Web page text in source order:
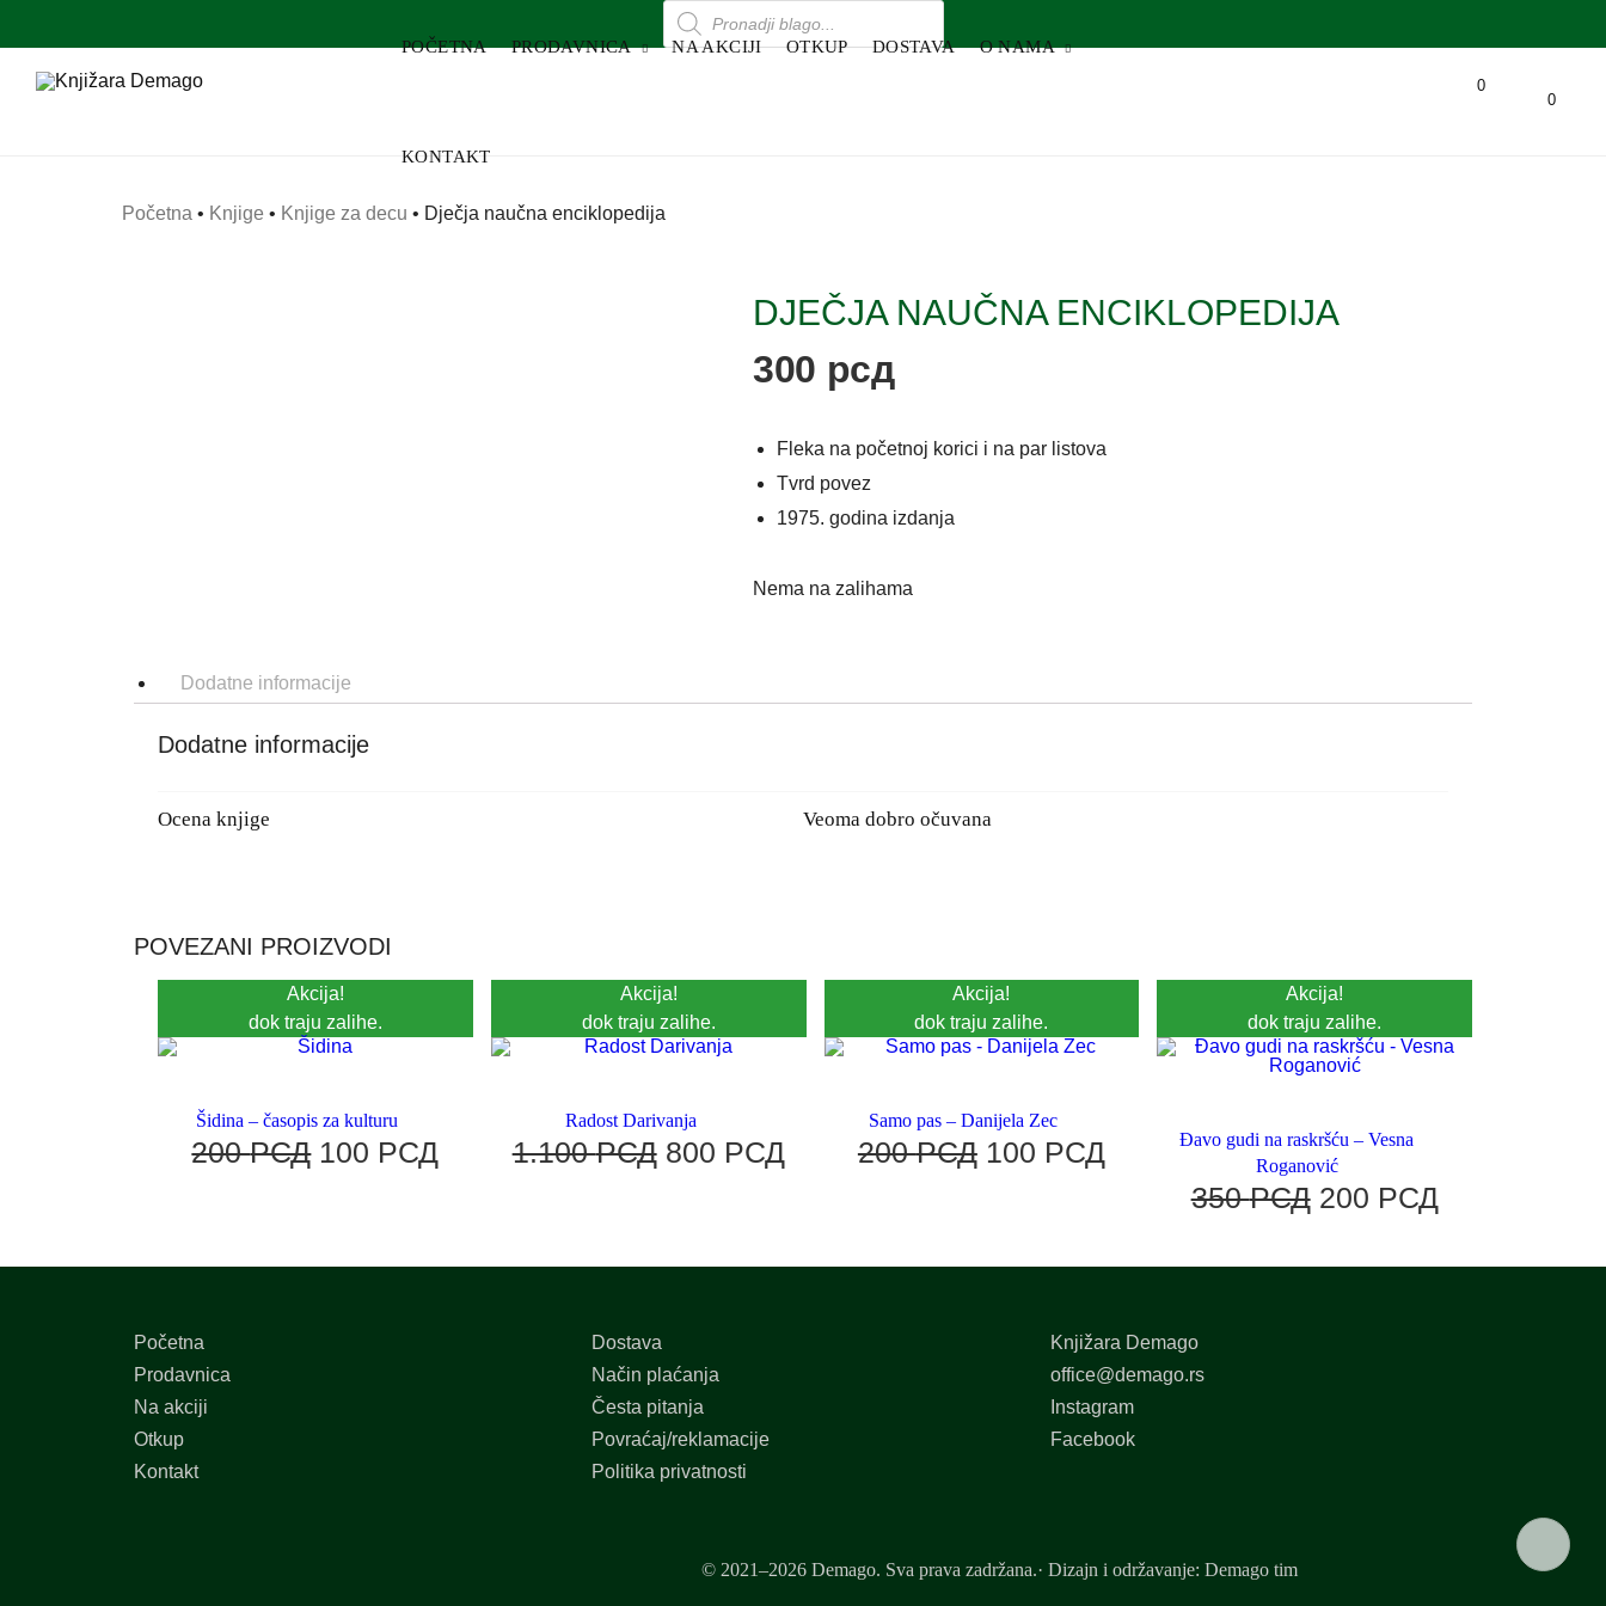
POČETNA PRODAVNICA NA AKCIJI OTKUP DOSTAVA O NAMA
KONTAKT
0
0
Početna • Knjige • Knjige za decu • Dječja naučna enciklopedija
DJEČJA NAUČNA ENCIKLOPEDIJA
300 рсд
Fleka na početnoj korici i na par listova
Tvrd povez
1975. godina izdanja
Nema na zalihama
Dodatne informacije
Dodatne informacije
Ocena knjige Veoma dobro očuvana
POVEZANI PROIZVODI
Akcija!
dok traju zalihe.
Šidina – časopis za kulturu
200РСД 100 РСД
Akcija!
dok traju zalihe.
Radost Darivanja
1.100РСД 800 РСД
Akcija!
dok traju zalihe.
Samo pas – Danijela Zec
200РСД 100 РСД
Akcija!
dok traju zalihe.
Đavo gudi na raskršću – Vesna
Roganović
350РСД 200 РСД
Početna
Prodavnica
Na akciji
Otkup
Kontakt
Dostava
Način plaćanja
Česta pitanja
Povraćaj/reklamacije
Politika privatnosti
Knjižara Demago
office@demago.rs
Instagram
Facebook
© 2021–2026 Demago. Sva prava zadržana.· Dizajn i održavanje: Demago tim